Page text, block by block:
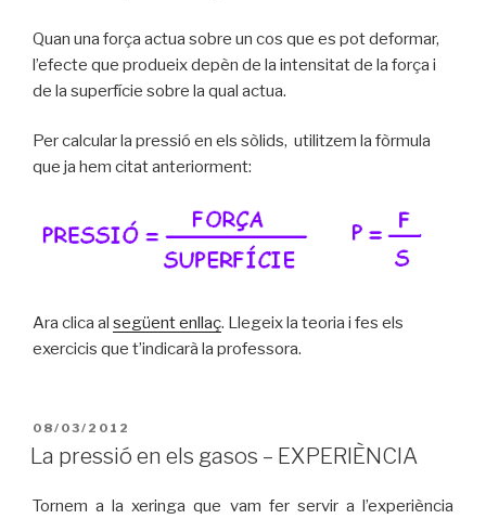
Quan una força actua sobre un cos que es pot deformar,
l’efecte que produeix depèn de la intensitat de la força i
de la superfície sobre la qual actua.
Per calcular la pressió en els sòlids, utilitzem la fòrmula
que ja hem citat anteriorment:
Ara clica al següent enllaç. Llegeix la teoria i fes els
exercicis que t’indicarà la professora.
PUBLICAT
A
08/03/2012
La pressió en els gasos – EXPERIÈNCIA
Tornem a la xeringa que vam fer servir a l’experiència